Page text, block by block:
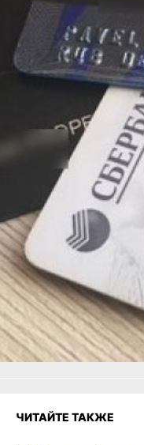
информацию, полученную
от звонящих. Не следует
переходить
по подозрительным
ссылкам и передавать
неизвестным коды
от Госуслуг и банковских
В ТЕМУ:
Роспотребнадзор
открывает горячую линию
по опасным
«аромаингаляторам»
Читайте нас в соцсетях:
ВКонтакте
Одноклассники,
Телеграм
или Яндекс.ДзениМАКС
Как вам материал?
Огонь!
Супер
Удивило
Грустно
Злость
Разочарование
ЧИТАЙТЕ ТАКЖЕ